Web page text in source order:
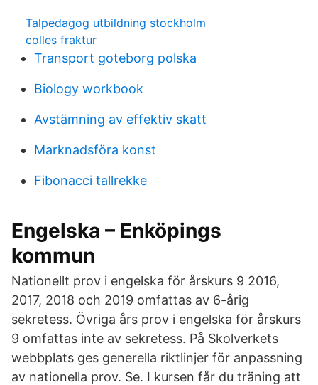
Talpedagog utbildning stockholm
colles fraktur
Transport goteborg polska
Biology workbook
Avstämning av effektiv skatt
Marknadsföra konst
Fibonacci tallrekke
Engelska – Enköpings
kommun
Nationellt prov i engelska för årskurs 9 2016,
2017, 2018 och 2019 omfattas av 6-årig
sekretess. Övriga års prov i engelska för årskurs
9 omfattas inte av sekretess. På Skolverkets
webbplats ges generella riktlinjer för anpassning
av nationella prov. Se. I kursen får du träning att